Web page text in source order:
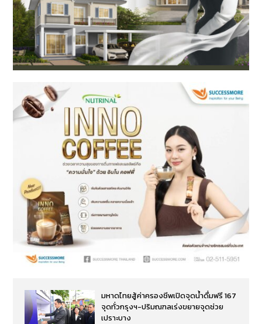
มหาดไทยสู้ค่าครองชีพเปิดจุดน้ำดื่มฟรี 167
จุดทั่วกรุงฯ-ปริมณฑลเร่งขยายจุดช่วย
เปราะบาง